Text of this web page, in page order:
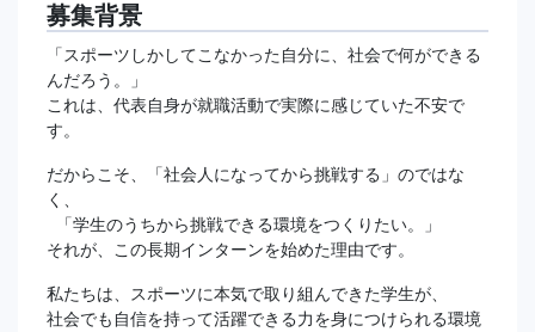
募集背景
「スポーツしかしてこなかった自分に、社会で何ができる
んだろう。」
これは、代表自身が就職活動で実際に感じていた不安で
す。
だからこそ、「社会人になってから挑戦する」のではな
く、
「学生のうちから挑戦できる環境をつくりたい。」
それが、この長期インターンを始めた理由です。
私たちは、スポーツに本気で取り組んできた学生が、
社会でも自信を持って活躍できる力を身につけられる環境